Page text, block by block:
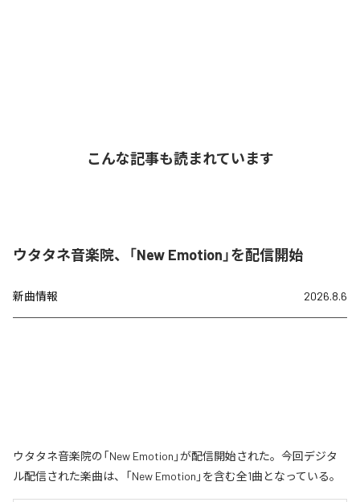
こんな記事も読まれています
ウタタネ音楽院、「New Emotion」を配信開始
新曲情報 2026.8.6
ウタタネ音楽院の「New Emotion」が配信開始された。今回デジタ
ル配信された楽曲は、「New Emotion」を含む全1曲となっている。